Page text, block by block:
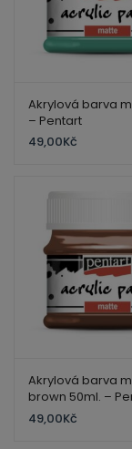
Akrylová barva
– Pentart
49,00Kč
Akrylová barva
brown 50ml. –
49,00Kč